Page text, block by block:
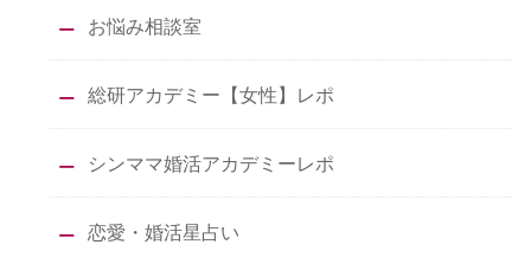
お悩み相談室
総研アカデミー【女性】レポ
シンママ婚活アカデミーレポ
恋愛・婚活星占い